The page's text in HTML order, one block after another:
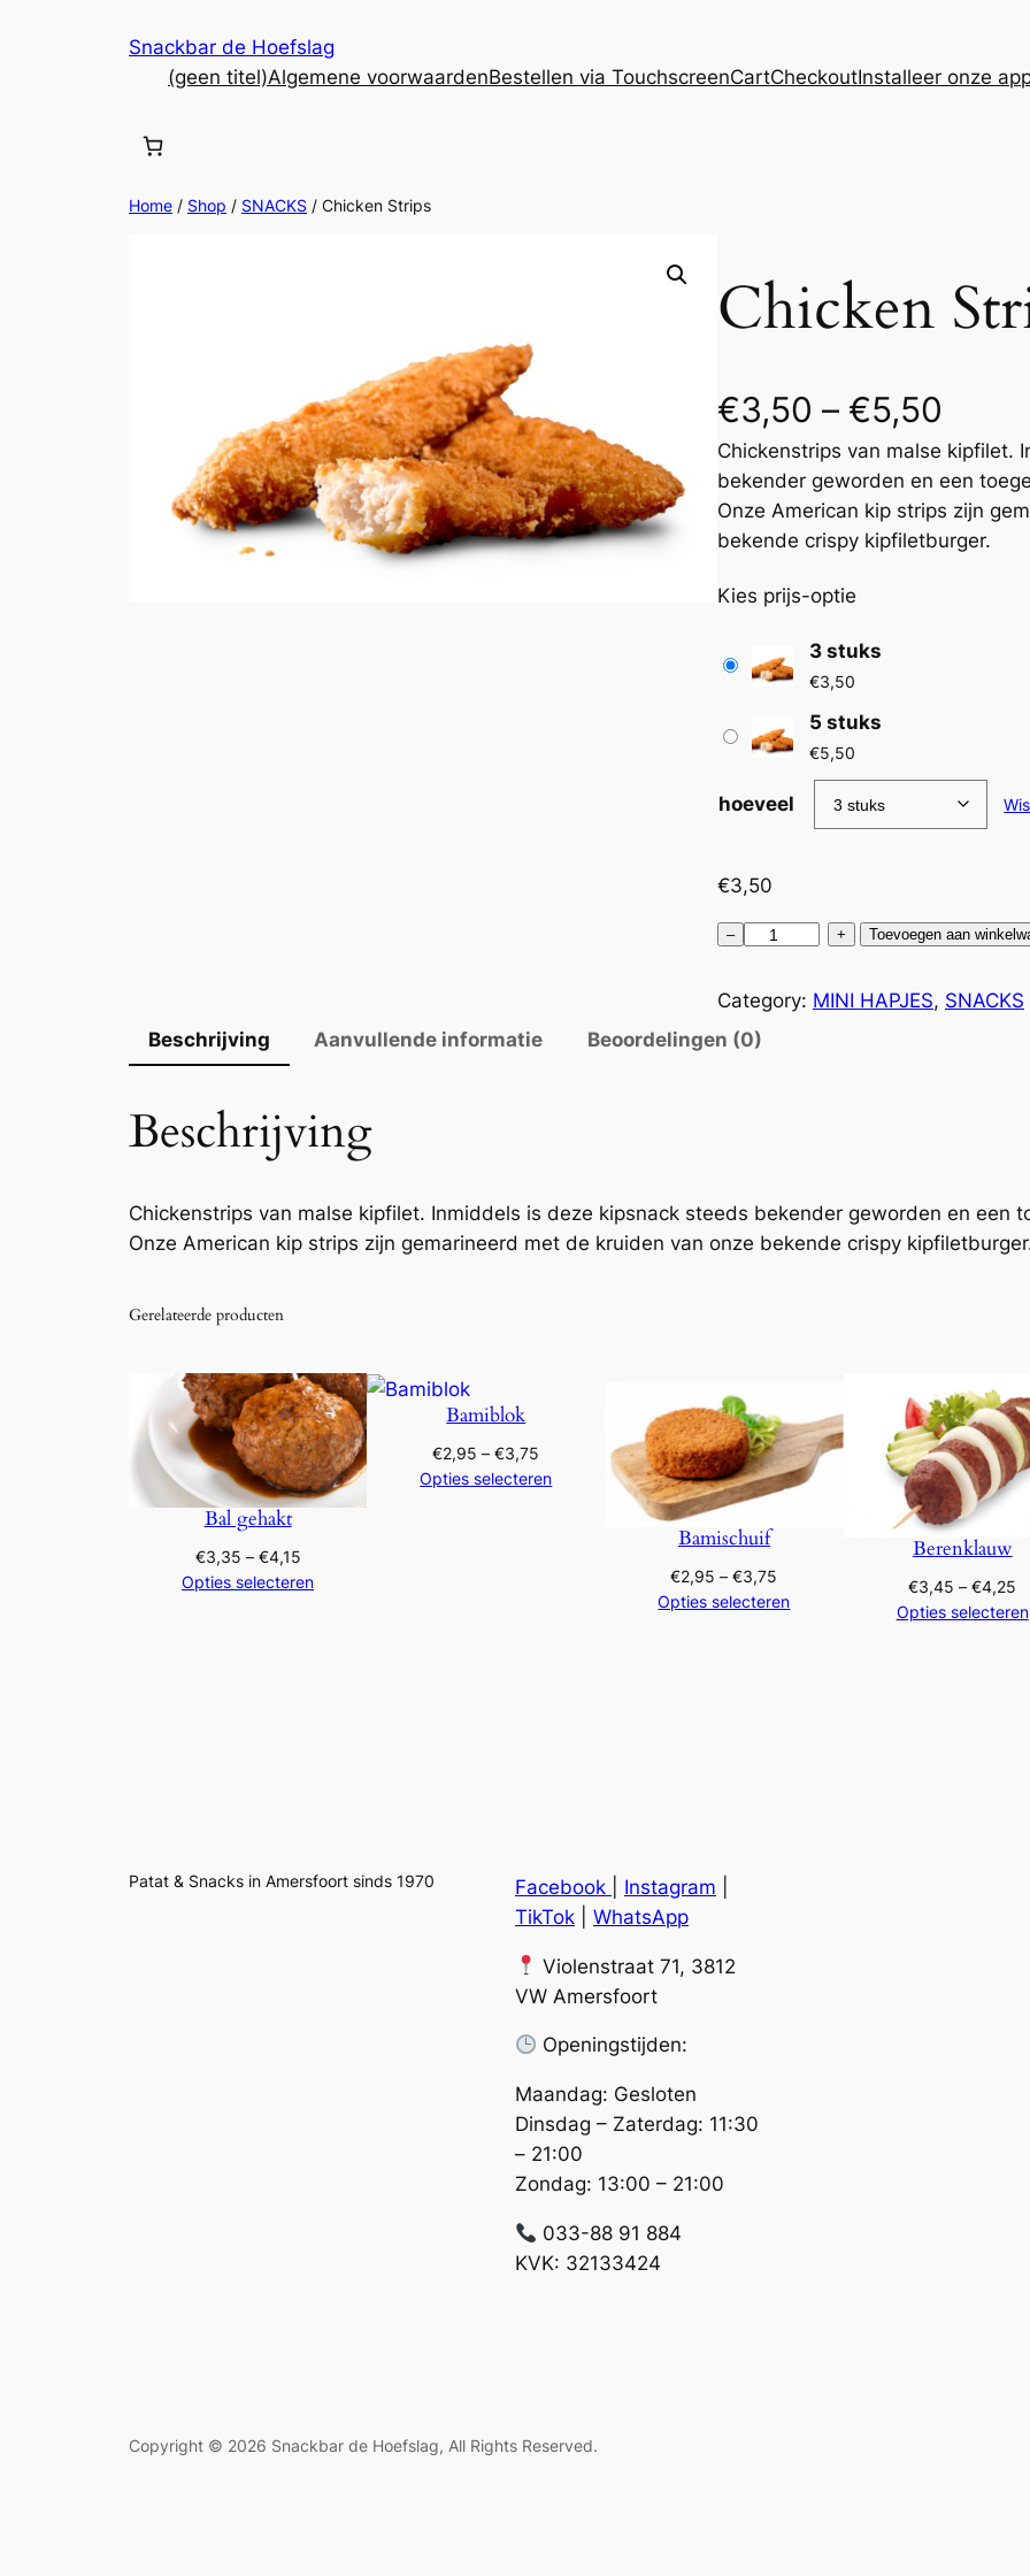
Snackbar de Hoefslag
(geen titel)Algemene voorwaardenBestellen via TouchscreenCartCheckoutInstalleer onze
Home / Shop / SNACKS / Chicken Strips
Chicken
€3,50 – €5,50
r
i
a
s
e
0
t
€
5
,
5
Chickenstrips van malse kipfilet.
bekender geworden en een
Onze American kip strips zijn
bekende crispy kipfiletburger.
Kies prijs-optie
3 stuks
€3,50
5 stuks
€5,50
hoeveel
€3,50
–
C
i
r
i
t
a
l
+ Toevoegen aan
Category: MINI HAPJES, SNACKS
Beschrijving
Aanvullende informatie Beoordelingen (0)
Beschrijving
Chickenstrips van malse kipfilet. Inmiddels is deze kipsnack steeds bekender geworden en een
Onze American kip strips zijn gemarineerd met de kruiden van onze bekende crispy
Gerelateerde producten
Bal gehakt
€3,35 – €4,15Prijsklasse:
€3,35
Opties selecteren
Bamiblok
€2,95 – €3,75 Prijsklasse:
€2,95
Opties selecteren
Bamischuif
€2,95 – €3,75
€2,95
Opties selecteren
Berenklauw
€3,45 – €4,25
Opties selecteren
Patat & Snacks in Amersfoort sinds 1970 Facebook Instagram
TikTok
WhatsApp
Violenstraat 71, 3812
VW Amersfoort
Openingstijden:
Maandag: Gesloten
Dinsdag – Zaterdag: 11:30
– 21:00
Zondag: 13:00 – 21:00
033-88 91 884
KVK: 32133424
Copyright © 2026 Snackbar de Hoefslag, All Rights Reserved.